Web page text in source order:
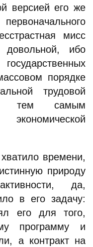
версией его же
мисс
ибо
порядке
трудовой
тем самым
времени,
природу
да,
в его задачу:
его для того,
программу и
а контракт на